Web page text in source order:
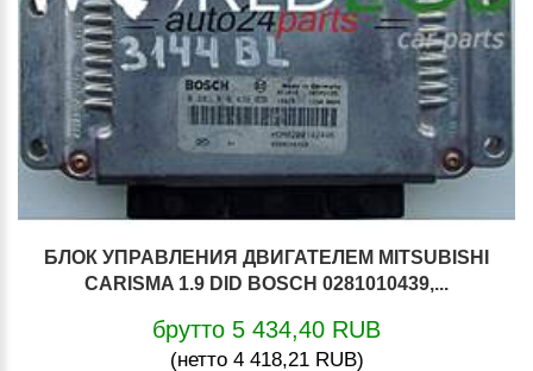
БЛОК УПРАВЛЕНИЯ ДВИГАТЕЛЕМ MITSUBISHI
CARISMA 1.9 DID BOSCH 0281010439,...
брутто 5 434,40 RUB
(нетто 4 418,21 RUB)